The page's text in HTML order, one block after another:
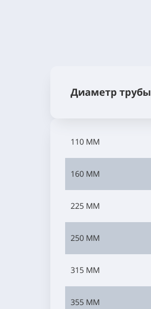
Диаметр трубы
110 ММ
160 ММ
225 ММ
250 ММ
315 ММ
355 ММ